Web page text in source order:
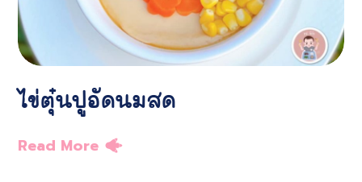
ไข่ตุ๋นปูอัดนมสด
Read More